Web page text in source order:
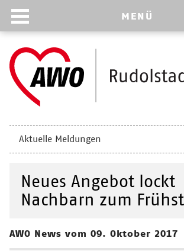
Navigation
überspringen
Aktuelle Meldungen
Neues Angebot lockt
Nachbarn zum
AWO News vom 09. Oktober 2017
MENÜ